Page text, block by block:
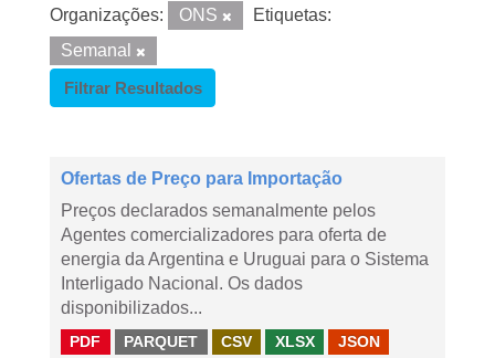
Organizações: ONS
Etiquetas:
Semanal
Filtrar Resultados
Ofertas de Preço para Importação
Preços declarados semanalmente pelos
Agentes comercializadores para oferta de
energia da Argentina e Uruguai para o Sistema
Interligado Nacional. Os dados
disponibilizados...
PDF PARQUET CSV XLSX JSON